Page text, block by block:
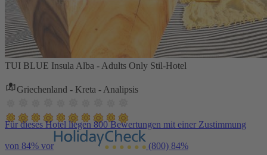
TUI BLUE Insula Alba - Adults Only Stil-Hotel
Griechenland - Kreta - Analipsis
Für dieses Hotel liegen 800 Bewertungen mit einer Zustimmung
von 84% vor (800) 84%